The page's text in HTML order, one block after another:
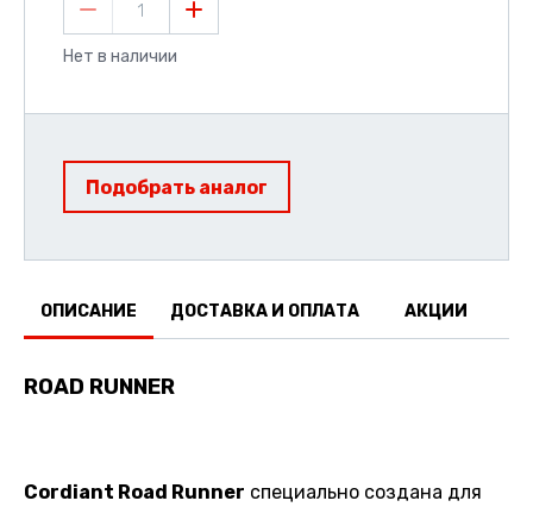
1
Нет в наличии
Подобрать аналог
ОПИСАНИЕ ДОСТАВКА И ОПЛАТА АКЦИИ
ROAD RUNNER
Cordiant Road Runner специально создана для